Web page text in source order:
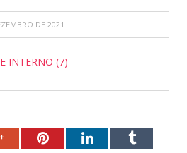
DE 2021
INTERNO (7)
Google+PinterestLinkedInTumblr